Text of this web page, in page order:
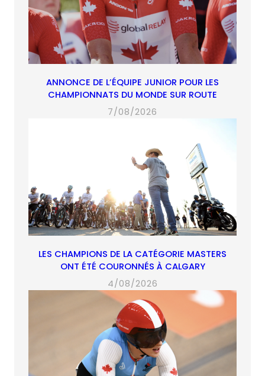
ANNONCE DE L’ÉQUIPE JUNIOR POUR LES
CHAMPIONNATS DU MONDE SUR ROUTE
7/08/2026
LES CHAMPIONS DE LA CATÉGORIE MASTERS
ONT ÉTÉ COURONNÉS À CALGARY
4/08/2026